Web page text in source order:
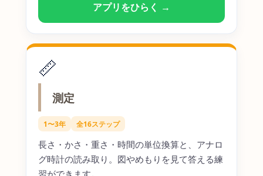
アプリをひらく →
📏
測定
1〜3年 全16ステップ
長さ・かさ・重さ・時間の単位換算と、アナロ
グ時計の読み取り。図やめもりを見て答える練
習ができます。